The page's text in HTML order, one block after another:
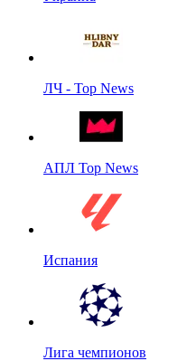
ЛЧ - Top News
АПЛ Top News
Испания
Лига чемпионов